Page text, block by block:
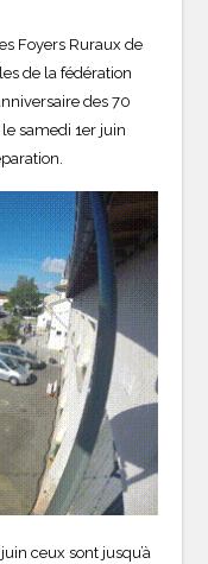
Foyers Ruraux de
de la fédération
des 70
le samedi 1er juin
ceux sont jusqu’à